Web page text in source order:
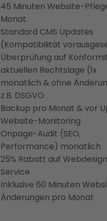
45 Minuten Website-
Monat.
Standard CMS Updates
(Kompatibilität
Überprüfung auf
aktuellen Rechtslage (1x
monatlich & ohne
z.B. DSGVO
Backup pro Monat & vor
Website-Monitoring
Onpage-Audit (SEO,
Performance) monatlich
25% Rabatt auf Webdesign
Service
Inklusive 60 Minuten
Änderungen pro Monat